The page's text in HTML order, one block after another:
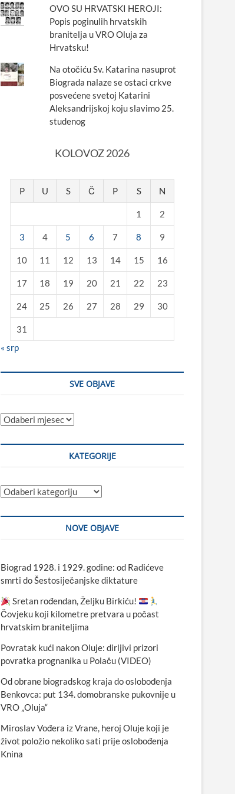
OVO SU HRVATSKI HEROJI:
Popis poginulih hrvatskih
branitelja u VRO Oluja za
Hrvatsku!
Na otočiću Sv. Katarina nasuprot
Biograda nalaze se ostaci crkve
posvećene svetoj Katarini
Aleksandrijskoj koju slavimo 25.
studenog
KOLOVOZ 2026
P U S Č P S N
1 2
3 4 5 6 7 8 9
10 11 12 13 14 15 16
17 18 19 20 21 22 23
24 25 26 27 28 29 30
31
« srp
SVE OBJAVE
Sve
KATEGORIJE
Kategorije
NOVE OBJAVE
Biograd 1928. i 1929. godine: od Radićeve
smrti do Šestosiječanjske diktature
Sretan rođendan, Željku Birkiću!
Čovjeku koji kilometre pretvara u počast
hrvatskim braniteljima
Povratak kući nakon Oluje: dirljivi prizori
povratka prognanika u Polaču (VIDEO)
Od obrane biogradskog kraja do oslobođenja
Benkovca: put 134. domobranske pukovnije u
VRO „Oluja“
Miroslav Vođera iz Vrane, heroj Oluje koji je
život položio nekoliko sati prije oslobođenja
Knina